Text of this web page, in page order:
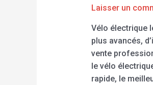
Laisser un
Vélo électrique
plus avancés,
vente
le vélo
rapide, le